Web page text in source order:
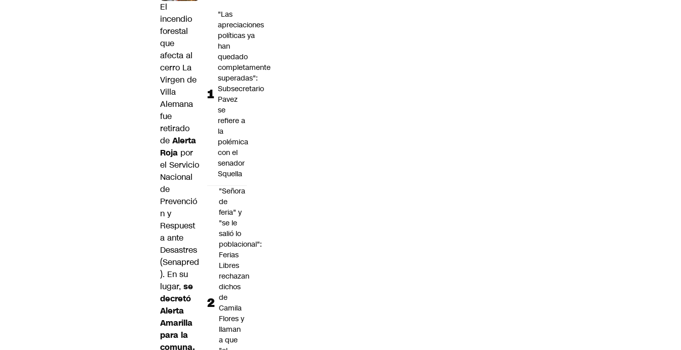
El
incendio
forestal
que
afecta al
cerro La
Virgen de
Villa
Alemana
fue
retirado
de Alerta
Roja por
el Servicio
Nacional
de
Prevenció
n y
Respuest
a ante
Desastres
(Senapred
). En su
lugar, se
decretó
Alerta
Amarilla
para la
comuna.
"Las
apreciaciones
políticas ya
han
quedado
completamente
superadas":
Subsecretario
Pavez
se
refiere a
la
polémica
con el
senador
Squella
"Señora
de
feria" y
"se le
salió lo
poblacional":
Ferias
Libres
rechazan
dichos
de
Camila
Flores y
llaman
a que